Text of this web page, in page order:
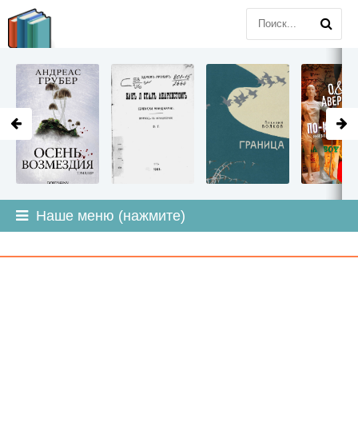
Наше меню (нажмите)
LITMIR.ORG